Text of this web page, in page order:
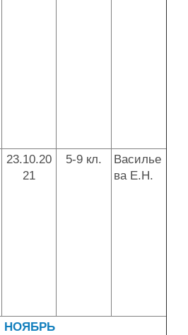
23.10.20
21
5-9 кл.
Василье
ва Е.Н.
НОЯБРЬ